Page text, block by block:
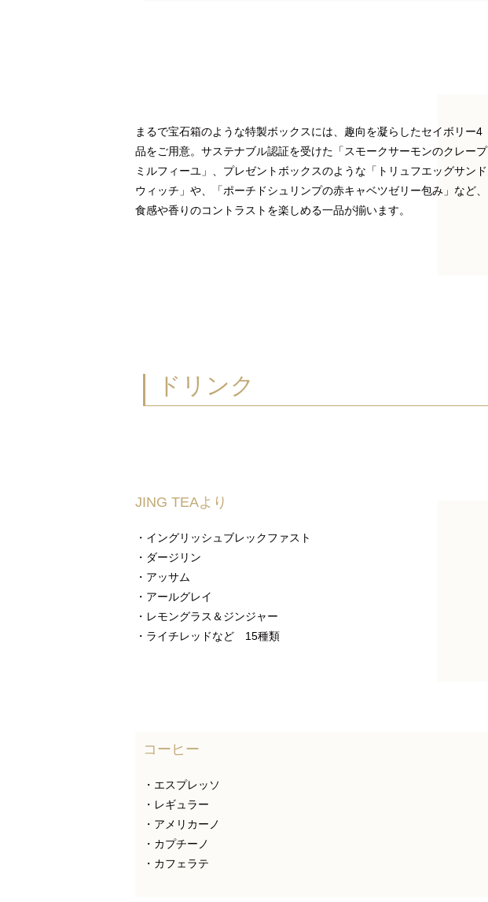
まるで宝石箱のような特製ボックスには、趣向を凝らしたセイボリー4
品をご用意。サステナブル認証を受けた「スモークサーモンのクレープ
ミルフィーユ」、プレゼントボックスのような「トリュフエッグサンド
ウィッチ」や、「ポーチドシュリンプの赤キャベツゼリー包み」など、
食感や香りのコントラストを楽しめる一品が揃います。
ドリンク
JING TEAより
・イングリッシュブレックファスト
・ダージリン
・アッサム
・アールグレイ
・レモングラス＆ジンジャー
・ライチレッドなど 15種類
コーヒー
・エスプレッソ
・レギュラー
・アメリカーノ
・カプチーノ
・カフェラテ